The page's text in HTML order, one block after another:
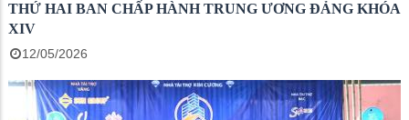
THỨ HAI BAN CHẤP HÀNH TRUNG ƯƠNG ĐẢNG KHÓA
XIV
12/05/2026